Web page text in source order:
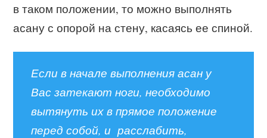
в таком положении, то можно выполнять
асану с опорой на стену, касаясь ее спиной.
Если в начале выполнения асан у
Вас затекают ноги, необходимо
вытянуть их в прямое положение
перед собой, и расслабить,